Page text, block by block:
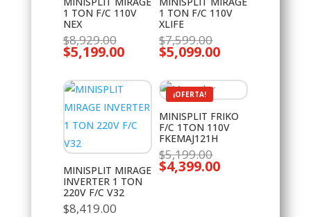
1 TON F/C 110V
NEX
$8,929.00El
precio
original
$8,929.00.
$5,199.00El
es:
$5,199.00.
1 TON F/C 110V
XLIFE
$7,599.00El
precio
original
$7,599.00.
$5,099.00El
es:
$5,099.00.
MINISPLIT MIRAGE
INVERTER 1 TON
220V F/C V32
$8,419.00
¡OFERTA!
MINISPLIT FRIKO
F/C 1TON 110V
FKEMAJ121H
$5,199.00El
precio
original
$4,399.00El